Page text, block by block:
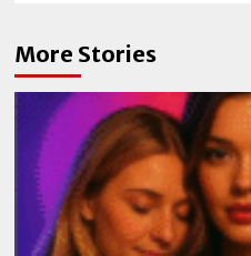
More Stories